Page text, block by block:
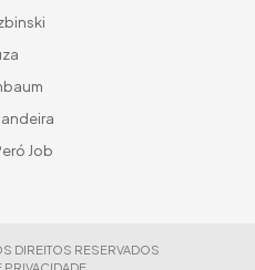
Job
DIREITOS RESERVADOS